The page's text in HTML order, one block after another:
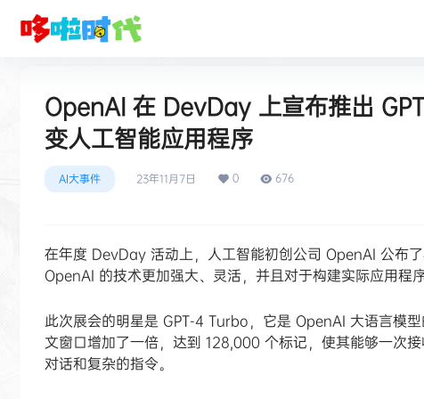
OpenAI 在 DevDay 上宣布推出
变人工智能应用程序
AI大事件 23年11月7日 0 676
在年度 DevDay 活动上，人工智能初创公司 OpenAI 公布
OpenAI 的技术更加强大、灵活，并且对于构建实际应用程
此次展会的明星是 GPT-4 Turbo，它是 OpenAI 大语言模
文窗口增加了一倍，达到 128,000 个标记，使其能够一次
对话和复杂的指令。